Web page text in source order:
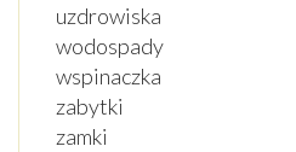
uzdrowiska
wodospady
wspinaczka
zabytki
zamki